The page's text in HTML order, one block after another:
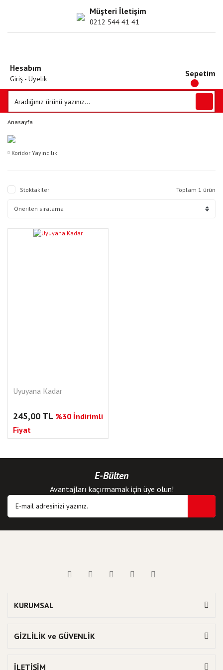
Müşteri İletişim
0212 544 41 41
Hesabım
Giriş - Üyelik
Sepetim
Anasayfa
Koridor Yayıncılık
Stoktakiler Toplam 1 ürün
Uyuyana Kadar
245,00 TL %30 İndirimli
Fiyat
E-Bülten
Avantajları kaçırmamak için üye olun!
KURUMSAL
GİZLİLİK ve GÜVENLİK
İLETİŞİM